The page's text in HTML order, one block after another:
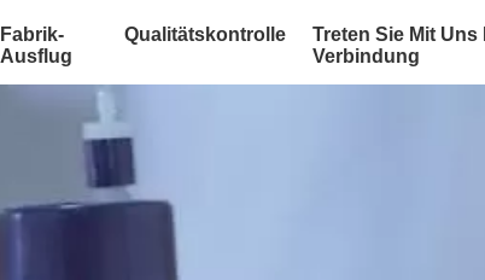
Fabrik-
Ausflug
Qualitätskontrolle
Treten Sie Mit Uns
Verbindung